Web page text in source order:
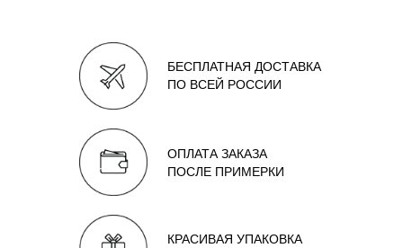
БЕСПЛАТНАЯ ДОСТАВКА
ПО ВСЕЙ РОССИИ
ОПЛАТА ЗАКАЗА
ПОСЛЕ ПРИМЕРКИ
КРАСИВАЯ УПАКОВКА